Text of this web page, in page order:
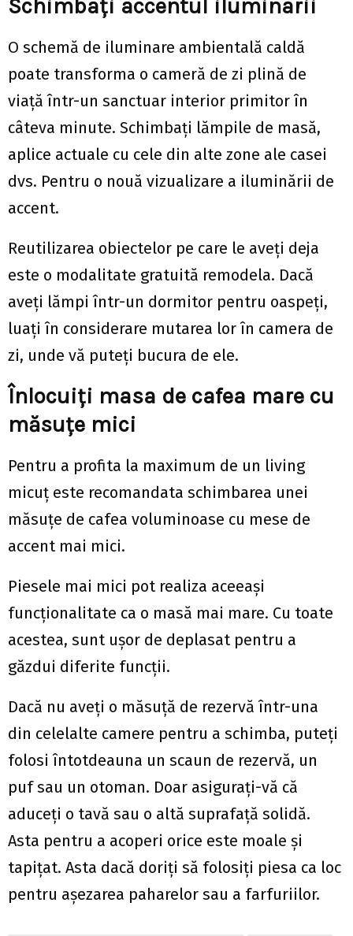
Schimbați accentul iluminarii
O schemă de iluminare ambientală caldă
poate transforma o cameră de zi plină de
viață într-un sanctuar interior primitor în
câteva minute. Schimbați lămpile de masă,
aplice actuale cu cele din alte zone ale casei
dvs. Pentru o nouă vizualizare a iluminării de
accent.
Reutilizarea obiectelor pe care le aveți deja
este o modalitate gratuită remodela. Dacă
aveți lămpi într-un dormitor pentru oaspeți,
luați în considerare mutarea lor în camera de
zi, unde vă puteți bucura de ele.
Înlocuiți masa de cafea mare cu
măsuțe mici
Pentru a profita la maximum de un living
micuț este recomandata schimbarea unei
măsuțe de cafea voluminoase cu mese de
accent mai mici.
Piesele mai mici pot realiza aceeași
funcționalitate ca o masă mai mare. Cu toate
acestea, sunt ușor de deplasat pentru a
găzdui diferite funcții.
Dacă nu aveți o măsuță de rezervă într-una
din celelalte camere pentru a schimba, puteți
folosi întotdeauna un scaun de rezervă, un
puf sau un otoman. Doar asigurați-vă că
aduceți o tavă sau o altă suprafață solidă.
Asta pentru a acoperi orice este moale și
tapițat. Asta dacă doriți să folosiți piesa ca loc
pentru așezarea paharelor sau a farfuriilor.